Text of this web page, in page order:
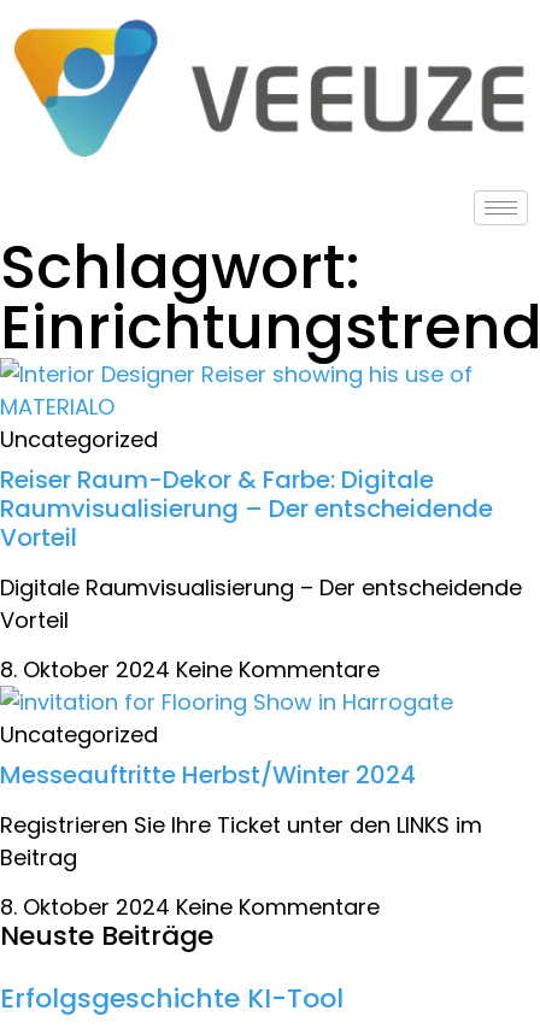
Schlagwort:
Uncategorized
Reiser Raum-Dekor & Farbe: Digitale
Raumvisualisierung – Der entscheidende
Vorteil
Digitale Raumvisualisierung – Der entscheidende
Vorteil
8. Oktober 2024 Keine Kommentare
Uncategorized
Messeauftritte Herbst/Winter 2024
Registrieren Sie Ihre Ticket unter den LINKS im
Beitrag
8. Oktober 2024 Keine Kommentare
Neuste Beiträge
Erfolgsgeschichte KI-Tool